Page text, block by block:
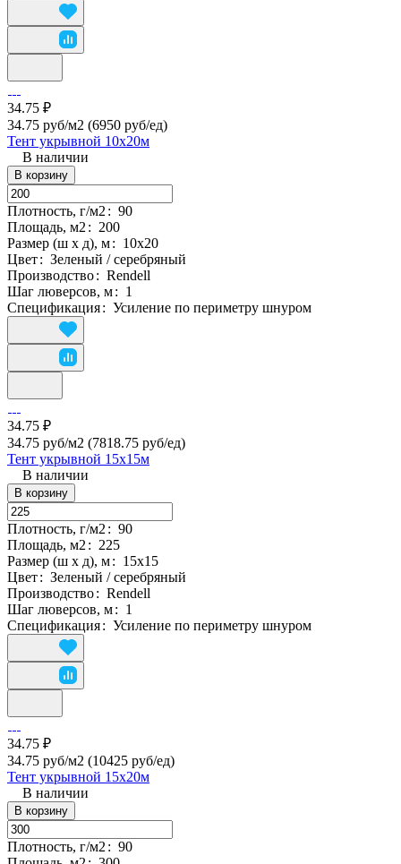
34.75 ₽
34.75 руб/м2 (6950 руб/eд)
Тент укрывной 10х20м
В наличии
В корзину
Плотность, г/м2: 90
Площадь, м2: 200
Размер (ш х д), м: 10х20
Цвет: Зеленый / серебряный
Производство: Rendell
Шаг люверсов, м: 1
Спецификация: Усиление по периметру шнуром
34.75 ₽
34.75 руб/м2 (7818.75 руб/eд)
Тент укрывной 15х15м
В наличии
В корзину
Плотность, г/м2: 90
Площадь, м2: 225
Размер (ш х д), м: 15х15
Цвет: Зеленый / серебряный
Производство: Rendell
Шаг люверсов, м: 1
Спецификация: Усиление по периметру шнуром
34.75 ₽
34.75 руб/м2 (10425 руб/eд)
Тент укрывной 15х20м
В наличии
В корзину
Плотность, г/м2: 90